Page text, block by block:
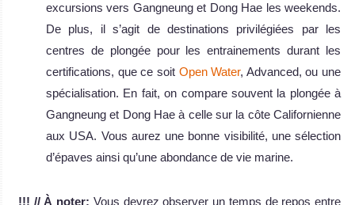
excursions vers Gangneung et Dong Hae les weekends.
De plus, il s’agit de destinations privilégiées par les
centres de plongée pour les entrainements durant les
certifications, que ce soit Open Water, Advanced, ou une
spécialisation. En fait, on compare souvent la plongée à
Gangneung et Dong Hae à celle sur la côte Californienne
aux USA. Vous aurez une bonne visibilité, une sélection
d’épaves ainsi qu’une abondance de vie marine.
!!! // À noter: Vous devrez observer un temps de repos entre